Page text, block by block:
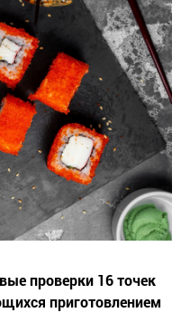
проверки 16 точек
приготовлением